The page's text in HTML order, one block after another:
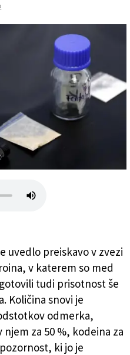
ali ga zaužiti v obliki
smrtne (ANSA)
uvedlo preiskavo v zvezi
v katerem so med
tudi prisotnost še
Količina snovi je
odmerka,
za 50 %, kodeina za
ki jo je